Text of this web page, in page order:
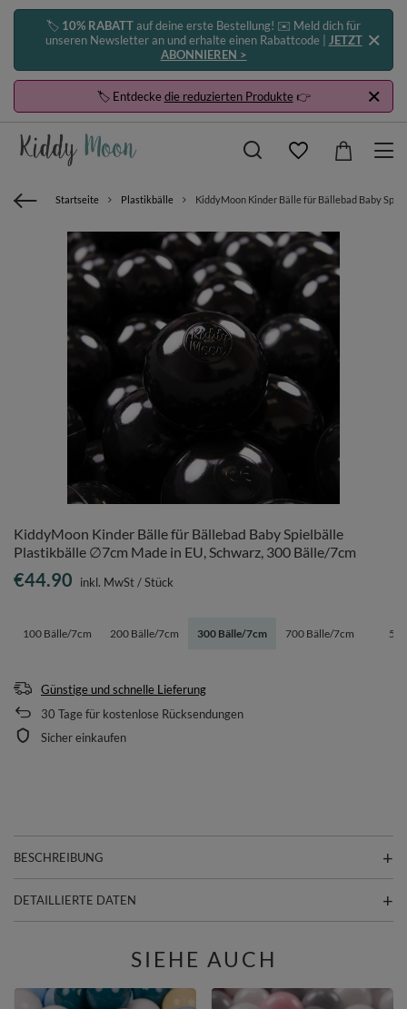
🏷️ 10% RABATTauf deine erste Bestellung! ✉️ Meld dich für
unseren Newsletter an und erhalte einen Rabattcode | JETZT
ABONNIEREN >
🏷️ Entdeckedie reduzierten Produkte👉
Startseite Plastikbälle KiddyMoon Kinder Bälle für Bällebad Baby
KiddyMoon Kinder Bälle für Bällebad Baby Spielbälle
Plastikbälle ∅7cm Made in EU, Schwarz, 300 Bälle/7cm
100 Bälle/7cm 200 Bälle/7cm 300 Bälle/7cm 700 Bälle/7cm 50
€44.90 inkl. MwSt/Stück
Günstige und schnelle Lieferung
30 Tage für kostenlose Rücksendungen
Sicher einkaufen
BESCHREIBUNG
DETAILLIERTE DATEN
SIEHE AUCH